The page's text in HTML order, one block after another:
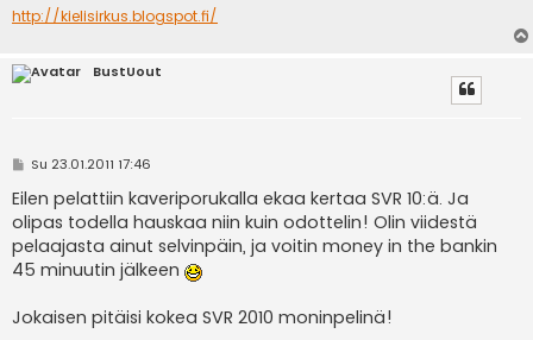
http://kielisirkus.blogspot.fi/
BustUout
V
e
s
t
i
Su 23.01.2011 17:46
Eilen pelattiin kaveriporukalla ekaa kertaa SVR 10:ä. Ja
olipas todella hauskaa niin kuin odottelin! Olin viidestä
pelaajasta ainut selvinpäin, ja voitin money in the bankin
45 minuutin jälkeen
Jokaisen pitäisi kokea SVR 2010 moninpelinä!